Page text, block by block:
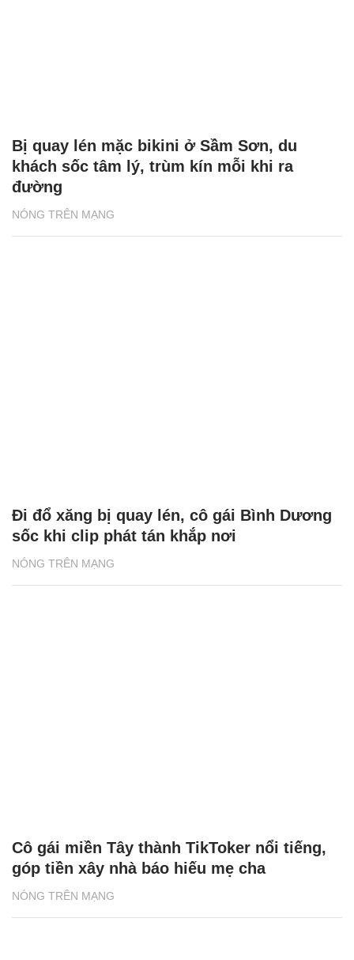
NÓNG TRÊN MẠNG
Bị quay lén mặc bikini ở Sầm Sơn, du
khách sốc tâm lý, trùm kín mỗi khi ra
đường
NÓNG TRÊN MẠNG
Đi đổ xăng bị quay lén, cô gái Bình Dương
sốc khi clip phát tán khắp nơi
NÓNG TRÊN MẠNG
Cô gái miền Tây thành TikToker nổi tiếng,
góp tiền xây nhà báo hiếu mẹ cha